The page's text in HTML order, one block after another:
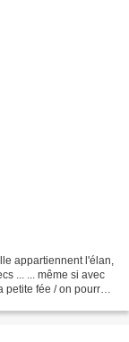
appartiennent l'élan,
... ... même si avec
fée / on pourrait